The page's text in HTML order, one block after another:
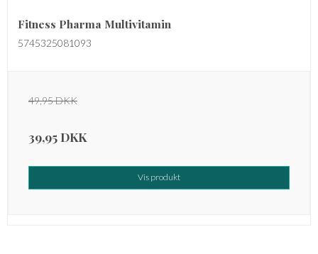
Fitness Pharma Multivitamin
5745325081093
49,95 DKK
39,95 DKK
Vis produkt